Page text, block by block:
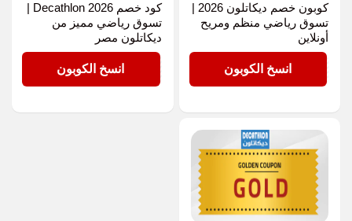
كوبون خصم ديكاتلون 2026 |
تسوق رياضي منظم ومريح
أونلاين
GOLDانسخ الكوبون
كود خصم Decathlon 2026 |
تسوق رياضي مميز من
ديكاتلون مصر
GOLDانسخ الكوبون